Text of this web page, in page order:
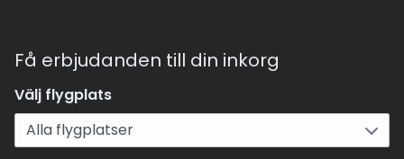
Få erbjudanden till din inkorg
Välj flygplats